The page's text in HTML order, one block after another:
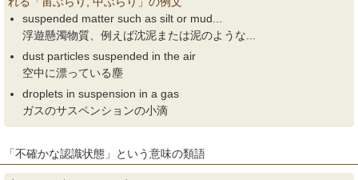
suspended matter such as silt or mud...
浮遊懸濁物質、例えば沈泥または泥のような...
dust particles suspended in the air
空中に漂っている塵
droplets in suspension in a gas
ガスのサスペンションの小滴
「不確かな認識状態」という意味の類語